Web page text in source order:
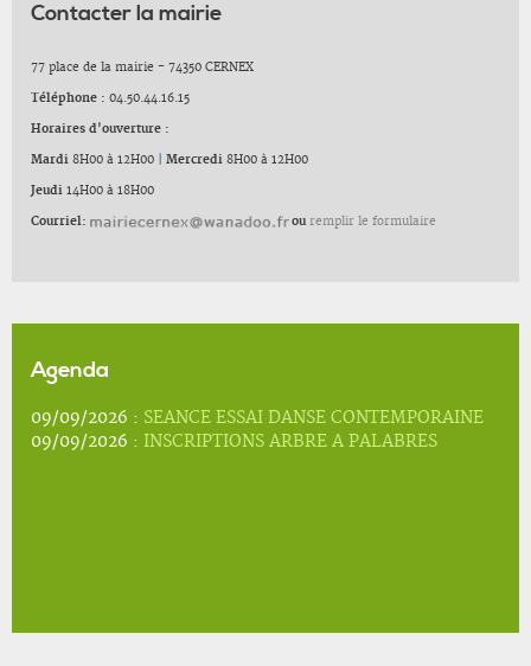
Contacter la mairie
77 place de la mairie - 74350 CERNEX
Téléphone : 04.50.44.16.15
Horaires d'ouverture :
Mardi 8H00 à 12H00 Mercredi 8H00 à 12H00
Jeudi 14H00 à 18H00
Courriel: ou remplir le formulaire
Agenda
09/09/2026 : SEANCE ESSAI DANSE CONTEMPORAINE
09/09/2026 : INSCRIPTIONS ARBRE A PALABRES